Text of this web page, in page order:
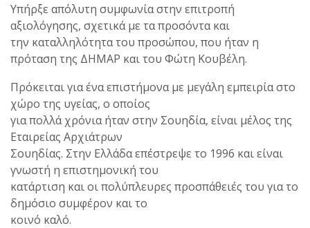
Υπήρξε απόλυτη συμφωνία στην επιτροπή
αξιολόγησης, σχετικά με τα προσόντα και
την καταλληλότητα του προσώπου, που ήταν η
πρόταση της ΔΗΜΑΡ και του Φώτη Κουβέλη.
Πρόκειται για ένα επιστήμονα με μεγάλη εμπειρία στο
χώρο της υγείας, ο οποίος
για πολλά χρόνια ήταν στην Σουηδία, είναι μέλος της
Εταιρείας Αρχιάτρων
Σουηδίας. Στην Ελλάδα επέστρεψε το 1996 και είναι
γνωστή η επιστημονική του
κατάρτιση και οι πολύπλευρες προσπάθειές του για το
δημόσιο συμφέρον και το
κοινό καλό.